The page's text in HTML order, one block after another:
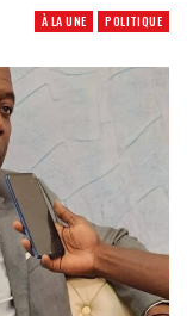
À LA UNE POLITIQUE